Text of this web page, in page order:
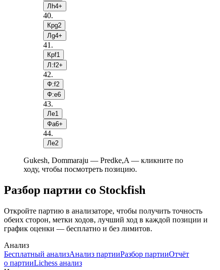
Лh4+
40.
Крg2
Лg4+
41 .
Крf1
Л:f2+
42.
Ф:f2
Ф:e6
43.
Лe1
Фa6+
44.
Лe2
Gukesh, Dommaraju — Predke,A — кликните по
ходу, чтобы посмотреть позицию.
Разбор партии со Stockfish
Откройте партию в анализаторе, чтобы получить точность
обеих сторон, метки ходов, лучший ход в каждой позиции и
график оценки — бесплатно и без лимитов.
Анализ
Бесплатный анализАнализ партииРазбор партииОтчёт
о партииLichess анализ